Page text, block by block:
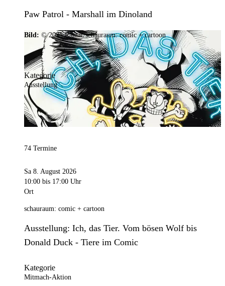
Paw Patrol - Marshall im Dinoland
Bild: © 2025 Ramar/schauraum: comic + cartoon
Kategorie
Ausstellung
74 Termine
Sa 8. August 2026
10:00 bis 17:00 Uhr
Ort
schauraum: comic + cartoon
Ausstellung: Ich, das Tier. Vom bösen Wolf bis
Donald Duck - Tiere im Comic
Kategorie
Mitmach-Aktion